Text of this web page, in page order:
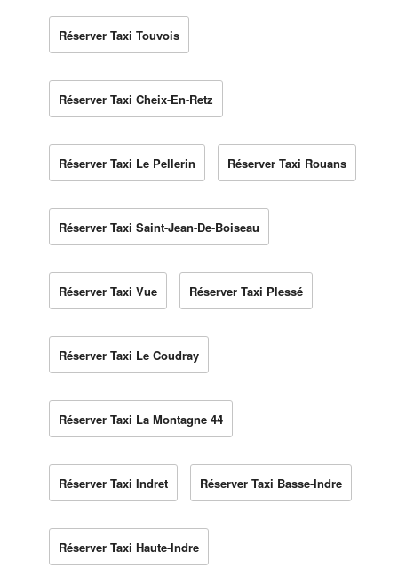
Réserver Taxi Touvois
Réserver Taxi Cheix-En-Retz
Réserver Taxi Le Pellerin Réserver Taxi Rouans
Réserver Taxi Saint-Jean-De-Boiseau
Réserver Taxi Vue Réserver Taxi Plessé
Réserver Taxi Le Coudray
Réserver Taxi La Montagne 44
Réserver Taxi Indret Réserver Taxi Basse-Indre
Réserver Taxi Haute-Indre